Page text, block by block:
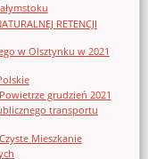
RETENCJI
w Olsztynku w 2021
grudzień 2021
transportu
Mieszkanie